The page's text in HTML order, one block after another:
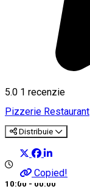
5.0 1 recenzie
Pizzerie Restaurant
Distribuie
Copied!
10:00 - 00:00